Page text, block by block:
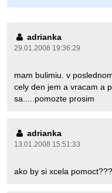
adrianka
29.01.2008 19:36:29
mam bulimiu. v
cely den jem a vracam a
sa.....pomozte prosim
adrianka
13.01.2008 15:51:33
ako by si xcela